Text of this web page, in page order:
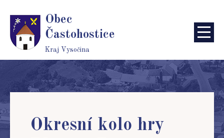
Obec
Častohostice
Kraj Vysočina
Okresní kolo hry